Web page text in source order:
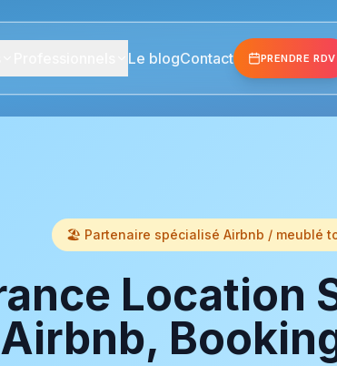
Le blogContact PRENDRE RDV
🏖️ Partenaire spécialisé Airbnb / meublé
Location